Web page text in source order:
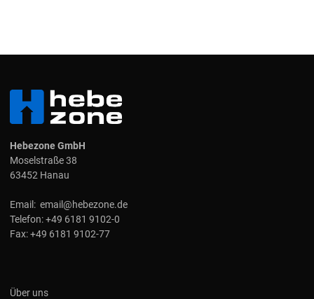
Hebezone GmbH
Moselstraße 38
63452 Hanau
Email: email@hebezone.de
Telefon:+49 6181 9102-0
Fax:+49 6181 9102-77
Über uns